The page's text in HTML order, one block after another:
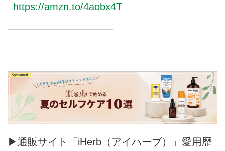
https://amzn.to/4aobx4T
▶通販サイト「iHerb（アイハーブ）」愛用歴